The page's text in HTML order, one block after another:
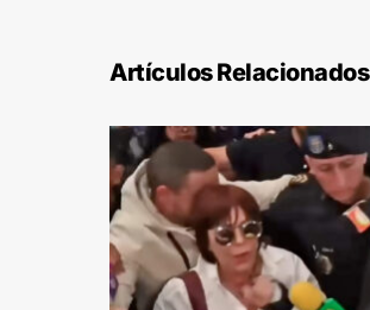
Artículos Relacionados